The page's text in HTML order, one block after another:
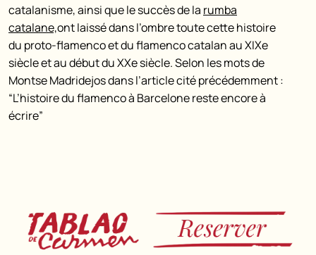
catalanisme, ainsi que le succès de la rumba
catalane,ont laissé dans l’ombre toute cette histoire
du proto-flamenco et du flamenco catalan au XIXe
siècle et au début du XXe siècle. Selon les mots de
Montse Madridejos dans l’article cité précédemment :
“L’histoire du flamenco à Barcelone reste encore à
écrire”